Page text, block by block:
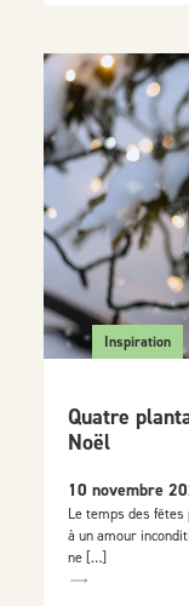
Inspiration
Quatre
Noël
10 novembre
Le temps des
à un amour
ne […]